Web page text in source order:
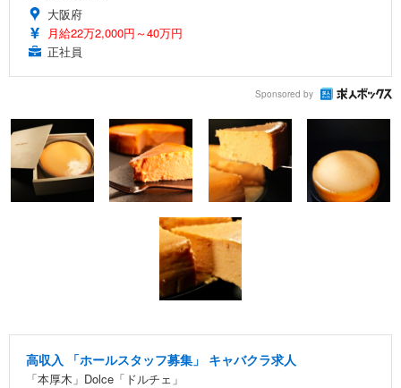
大阪府
月給22万2,000円～40万円
正社員
Sponsored by
高収入 「ホールスタッフ募集」 キャバクラ求人
「本厚木」Dolce「ドルチェ」